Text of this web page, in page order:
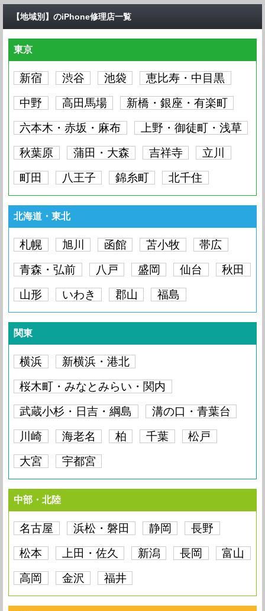
iPhone 13 mini
iPhone 13 要問い合わせ
iPhone 12 Pro
Max
iPhone 12 Pro 要問い合わせ
iPhone 12 mini 要問い合わせ
iPhone 12 要問い合わせ
iPhone 11 Pro
Max
要問い合わせ
iPhone 11 Pro 要問い合わせ
iPhone 11 要問い合わせ
iPhone SE（第3世
代）
iPhone SE（第2世
代）
要問い合わせ
iPhone XR 要問い合わせ
iPhone XS Max 要問い合わせ
iPhone XS
iPhone X
iPhone 8 Plus 要問い合わせ
iPhone 8 要問い合わせ
iPhone 13 Pro
Max
iPhone 13 Pro
iPhone 13 mini 要問い合わせ
iPhone 13 要問い合わせ
iPhone 12 Pro
Max
iPhone 12 Pro 要問い合わせ
iPhone 12 要問い合わせ
Max
要問い合わせ
iPhone 11 Pro 要問い合わせ
iPhone 11 要問い合わせ
iPhone SE（第3世
代）
iPhone SE（第2世
代）
要問い合わせ
iPhone XR 要問い合わせ
iPhone XS Max
iPhone XS
iPhone X 要問い合わせ
iPhone 8 Plus 要問い合わせ
iPhone 8
iPhone 14
iPhone 13 Pro
Max
iPhone 13 Pro 要問い合わせ
iPhone 13 mini 要問い合わせ
iPhone 13 要問い合わせ
iPhone 12 Pro
Max
iPhone 12 Pro 要問い合わせ
iPhone 12 mini 要問い合わせ
iPhone 12 要問い合わせ
Max
要問い合わせ
iPhone 11 Pro 要問い合わせ
iPhone SE（第3世
代）
要問い合わせ
iPhone SE（第2世
代）
要問い合わせ
iPhone XR
iPhone XS Max 要問い合わせ
iPhone XS 要問い合わせ
iPhone X 要問い合わせ
iPhone 8 Plus
iPhone 8 要問い合わせ
iPhone 14 Plus
iPhone 14 要問い合わせ
iPhone 13 Pro
Max
要問い合わせ
iPhone 13 Pro 要問い合わせ
iPhone 13 mini 要問い合わせ
iPhone 13 要問い合わせ
iPhone 12 Pro
Max
要問い合わせ
iPhone 12 Pro 要問い合わせ
iPhone 12 mini 要問い合わせ
Max
要問い合わせ
iPhone 11 Pro 要問い合わせ
iPhone SE（第3世
代）
要問い合わせ
iPhone SE（第2世
代）
iPhone XR 要問い合わせ
iPhone XS Max 要問い合わせ
iPhone XS 要問い合わせ
iPhone X
iPhone 14 Pro 要問い合わせ
iPhone 14 Plus 要問い合わせ
iPhone 14 要問い合わせ
Max
要問い合わせ
iPhone 13 Pro 要問い合わせ
iPhone 13 mini 要問い合わせ
iPhone 13 要問い合わせ
iPhone 12 Pro
Max
iPhone 12 Pro 要問い合わせ
iPhone 12 mini 要問い合わせ
iPhone 11 Pro
Max
iPhone 11 要問い合わせ
iPhone SE（第3世
代）
要問い合わせ
代）
要問い合わせ
iPhone XS Max 要問い合わせ
iPhone XS
iPhone X 要問い合わせ
Max
iPhone 14 Plus 要問い合わせ
Max
要問い合わせ
iPhone 13 Pro 要問い合わせ
iPhone 13 mini 要問い合わせ
iPhone 13
iPhone 12 Pro
Max
要問い合わせ
iPhone 12 Pro 要問い合わせ
iPhone 12
iPhone 11 Pro
iPhone 11 要問い合わせ
iPhone SE（第3世
代）
iPhone SE（第2世
代）
iPhone XS Max
iPhone XS 要問い合わせ
iPhone 14 Pro
Max
要問い合わせ
iPhone 14 Pro 要問い合わせ
iPhone 14 Plus 要問い合わせ
Max
要問い合わせ
iPhone 13 Pro 要問い合わせ
iPhone 13 mini
iPhone 13 要問い合わせ
iPhone 12 Pro
Max
要問い合わせ
iPhone 12 Pro 要問い合わせ
iPhone 12 mini
iPhone 12
iPhone 11 Pro
要問い合わせ
iPhone 11 Pro 要問い合わせ
iPhone 11
iPhone SE（第3世
代）
要問い合わせ
iPhone SE（第2世
要問い合わせ
iPhone XR
iPhone XS Max 要問い合わせ
【地域別】のiPhone修理店一覧
東京
新宿 渋谷 池袋
恵比寿・中目黒
中野
高田馬場
新橋・銀座・有楽町
六本木・赤坂・麻布
上野・御徒町・浅草
秋葉原
蒲田・大森 吉祥寺
立川
町田
八王子 錦糸町 北千住
北海道・東北
札幌 旭川 函館 苫小牧
帯広
青森・弘前
八戸 盛岡 仙台
秋田
山形
いわき 郡山 福島
関東
横浜
新横浜・港北
桜木町・みなとみらい・関内
武蔵小杉・日吉・綱島
溝の口・青葉台
川崎
海老名 柏 千葉
松戸
大宮
宇都宮
中部・北陸
名古屋 浜松・磐田 静岡
長野
松本
上田・佐久 新潟 長岡
富山
高岡
金沢 福井